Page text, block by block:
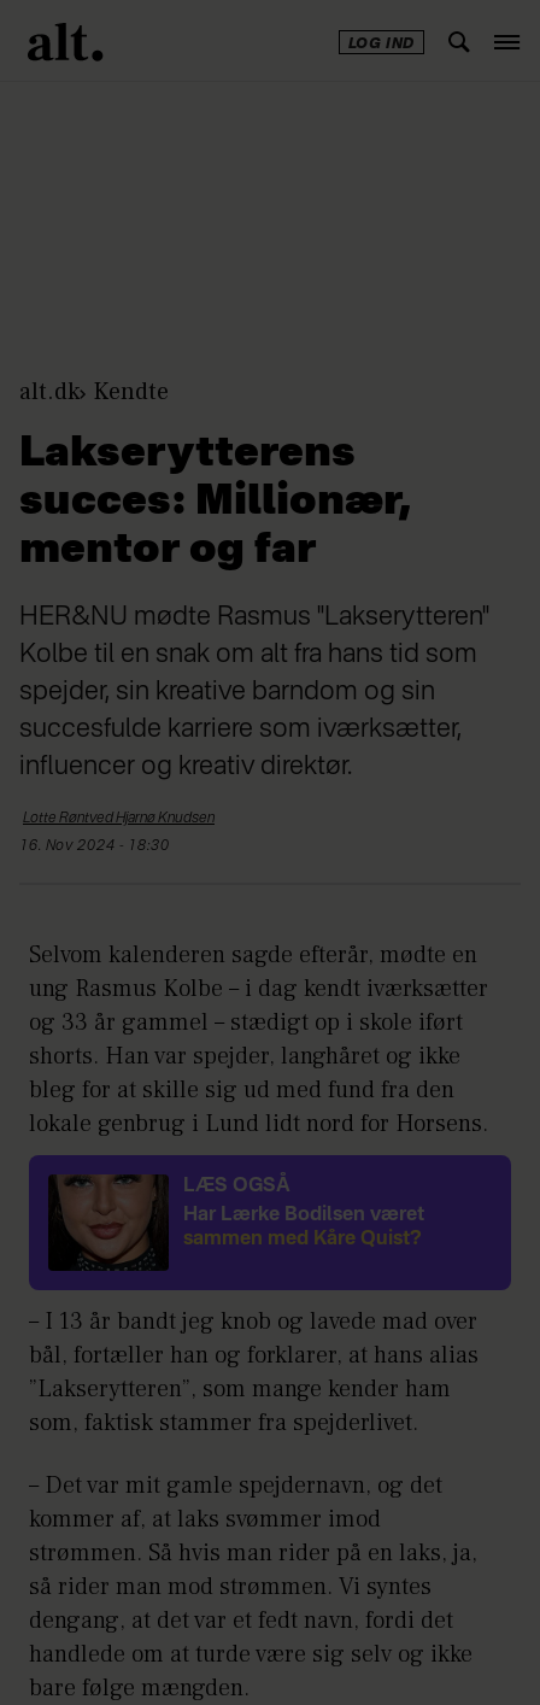
LOG IND
alt.dk Kendte
Lakserytterens
succes: Millionær,
mentor og far
HER&NU mødte Rasmus "Lakserytteren"
Kolbe til en snak om alt fra hans tid som
spejder, sin kreative barndom og sin
succesfulde karriere som iværksætter,
influencer og kreativ direktør.
Lotte Røntved HjarnøKnudsen
16. Nov 2024 - 18:30
Selvom kalenderen sagde efterår, mødte en
ung Rasmus Kolbe – i dag kendt iværksætter
og 33 år gammel – stædigt op i skole iført
shorts. Han var spejder, langhåret og ikke
bleg for at skille sig ud med fund fra den
lokale genbrug i Lund lidt nord for Horsens.
LÆS OGSÅ
Har Lærke Bodilsen været
sammen med Kåre Quist?
– I 13 år bandt jeg knob og lavede mad over
bål, fortæller han og forklarer, at hans alias
”Lakserytteren”, som mange kender ham
som, faktisk stammer fra spejderlivet.
– Det var mit gamle spejdernavn, og det
kommer af, at laks svømmer imod
strømmen. Så hvis man rider på en laks, ja,
så rider man mod strømmen. Vi syntes
dengang, at det var et fedt navn, fordi det
handlede om at turde være sig selv og ikke
bare følge mængden.